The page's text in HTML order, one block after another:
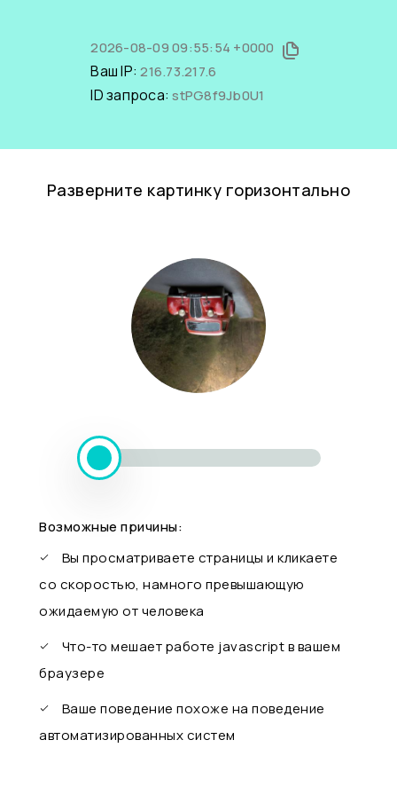
2026-08-09 09:55:54 +0000
Ваш IP:216.73.217.6
ID запроса:stPG8f9Jb0U1
Разверните картинку горизонтально
Возможные причины:
Вы просматриваете страницы и кликаете
со скоростью, намного превышающую
ожидаемую от человека
Что-то мешает работе javascript в вашем
браузере
Ваше поведение похоже на поведение
автоматизированных систем